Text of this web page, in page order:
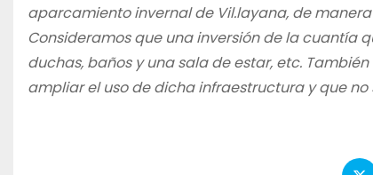
aparcamiento invernal de Vil.layana, de
Consideramos que una inversión de la cuantía
duchas, baños y una sala de estar, etc.
ampliar el uso de dicha infraestructura y que